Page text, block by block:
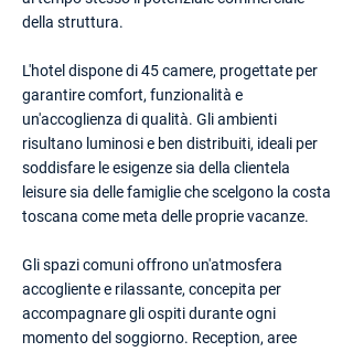
della struttura.
L'hotel dispone di 45 camere, progettate per
garantire comfort, funzionalità e
un'accoglienza di qualità. Gli ambienti
risultano luminosi e ben distribuiti, ideali per
soddisfare le esigenze sia della clientela
leisure sia delle famiglie che scelgono la costa
toscana come meta delle proprie vacanze.
Gli spazi comuni offrono un'atmosfera
accogliente e rilassante, concepita per
accompagnare gli ospiti durante ogni
momento del soggiorno. Reception, aree